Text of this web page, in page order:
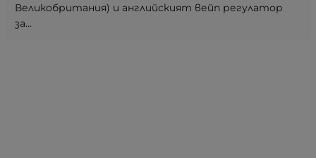
Великобритания) и английският вейп регулатор
за...